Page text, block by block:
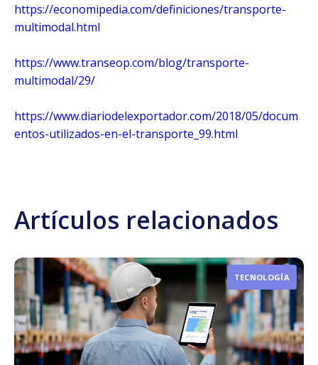
https://economipedia.com/definiciones/transporte-
multimodal.html
https://www.transeop.com/blog/transporte-
multimodal/29/
https://www.diariodelexportador.com/2018/05/docum
entos-utilizados-en-el-transporte_99.html
Artículos relacionados
TECNOLOGÍA